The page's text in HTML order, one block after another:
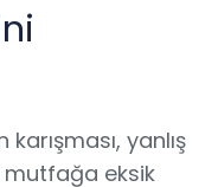
yanlış
eksik